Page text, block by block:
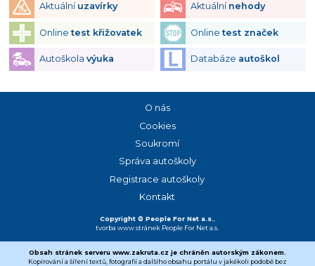
Aktuální uzavírky Aktuální nehody
Onlinetest křižovatek Onlinetest značek
Autoškola výuka Databáze autoškol
Copyright © People For Net a.s.,
tvorba www stránek People For Net a.s.
O nás
Cookies
Soukromí
Správa autoškoly
Registrace autoškoly
Kontakt
Obsah stránek serveru www.zakruta.cz je chráněn autorským zákonem.
Kopírování a šíření textů, fotografií a dalšího obsahu portálu v jakékoli podobě bez